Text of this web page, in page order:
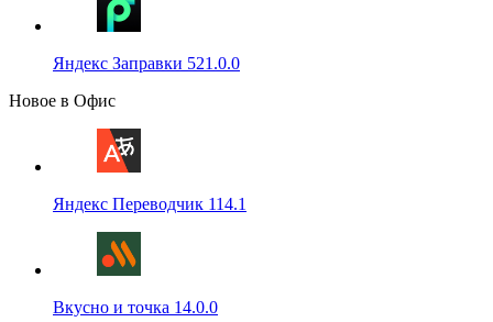
Яндекс Заправки 521.0.0
Новое в Офис
Яндекс Переводчик 114.1
Вкусно и точка 14.0.0